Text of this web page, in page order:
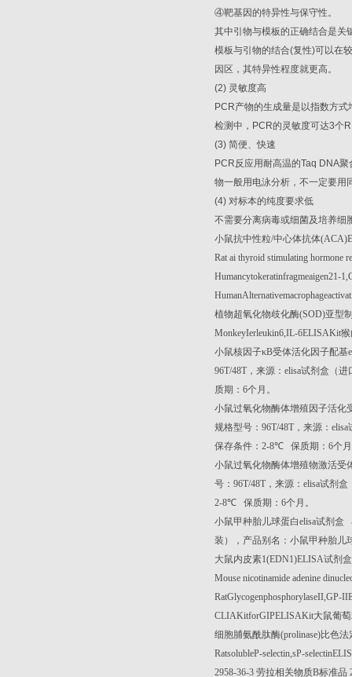
④靶基因的特异性与保守性。
其中引物与模板的正确结合是关
模板与引物的结合(复性)可以在
因区，其特异性程度就更高。
(2) 灵敏度高
PCR产物的生成量是以指数方式
检测中， PCR的灵敏度可达3个
(3) 简便、快速
PCR反应用耐高温的Taq DNA聚
物一般用电泳分析，不一定要用
(4) 对标本的纯度要求低
不需要分离病毒或细菌及培养细
小鼠抗中性粒/中心体抗体
Rat ai thyroid stimulating hormone
Humancytokeratinfragmeaigen21-
植物超氧化物歧化酶(SOD)亚型
MonkeyIerleukin6,IL-6ELISAKit
小鼠核因子κB受体活化因子配基
96T/48T ，来源： elisa试剂盒（进
质期： 6个月。
小鼠过氧化物酶体增殖因子活化
规格型号： 96T/48T ，来源： elisa
保存条件： 2-8℃ 保质期： 6个
小鼠过氧化物酶体增殖物激活受
号： 96T/48T ，来源： elisa试剂盒
2-8℃ 保质期： 6个月。
小鼠甲种胎儿球蛋白elisa试剂盒
装），产品别名：小鼠甲种胎儿
大鼠内皮素1(EDN1)ELISA试剂盒
Mouse nicotinamide adenine
RatGlycogenphosphorylaseII,GP-
CLIAKitforGIPELISAKit大鼠葡
细胞脯氨酰肽酶(prolinase)比色
RatsolubleP-selectin,sP-
2958-36-3 劳拉相关物质B标准品